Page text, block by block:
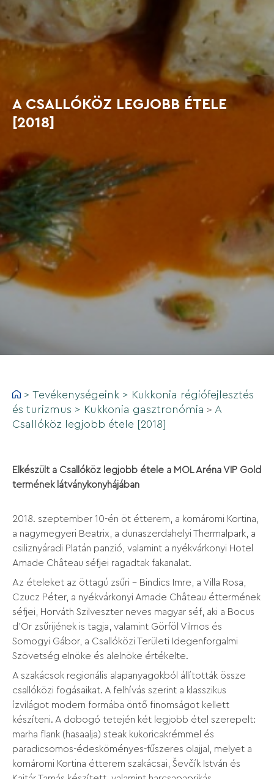
A CSALLÓKÖZ LEGJOBB ÉTELE
[2018]
> Tevékenységeink > Kukkonia régiófejlesztés
és turizmus > Kukkonia gasztronómia > A
Csallóköz legjobb étele [2018]
Elkészült a Csallóköz legjobb étele a MOL Aréna VIP Gold
termének látványkonyhájában
2018. szeptember 10-én öt étterem, a komáromi Kortina,
a nagymegyeri Beatrix, a dunaszerdahelyi Thermalpark, a
csiliznyáradi Platán panzió, valamint a nyékvárkonyi Hotel
Amade Château séfjei ragadtak fakanalat.
Az ételeket az öttagú zsűri – Bindics Imre, a Villa Rosa,
Czucz Péter, a nyékvárkonyi Amade Château éttermének
séfjei, Horváth Szilveszter neves magyar séf, aki a Bocus
d’Or zsűrijének is tagja, valamint Görföl Vilmos és
Somogyi Gábor, a Csallóközi Területi Idegenforgalmi
Szövetség elnöke és alelnöke értékelte.
A szakácsok regionális alapanyagokból állították össze
csallóközi fogásaikat. A felhívás szerint a klasszikus
ízvilágot modern formába öntő finomságot kellett
készíteni. A dobogó tetején két legjobb étel szerepelt:
marha flank (hasaalja) steak kukoricakrémmel és
paradicsomos-édesköményes-fűszeres olajjal, melyet a
komáromi Kortina étterem szakácsai, Ševčík István és